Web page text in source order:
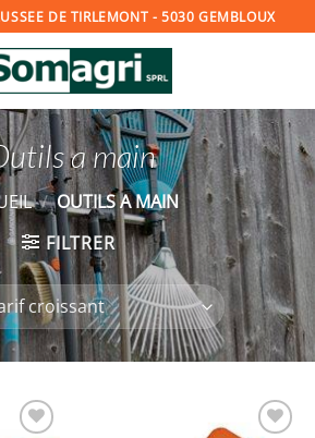
DE TIRLEMONT - 5030 GEMBLOUX
a main
/ OUTILS A MAIN
FILTRER